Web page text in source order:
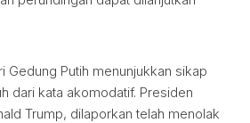
Gedung Putih menunjukkan sikap
dari kata akomodatif. Presiden
Trump, dilaporkan telah menolak